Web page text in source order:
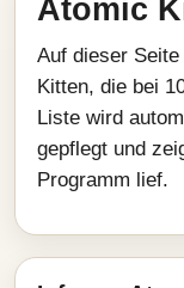
Atomic
Auf dieser
Kitten, die bei
Liste wird
gepflegt und
Programm lief.